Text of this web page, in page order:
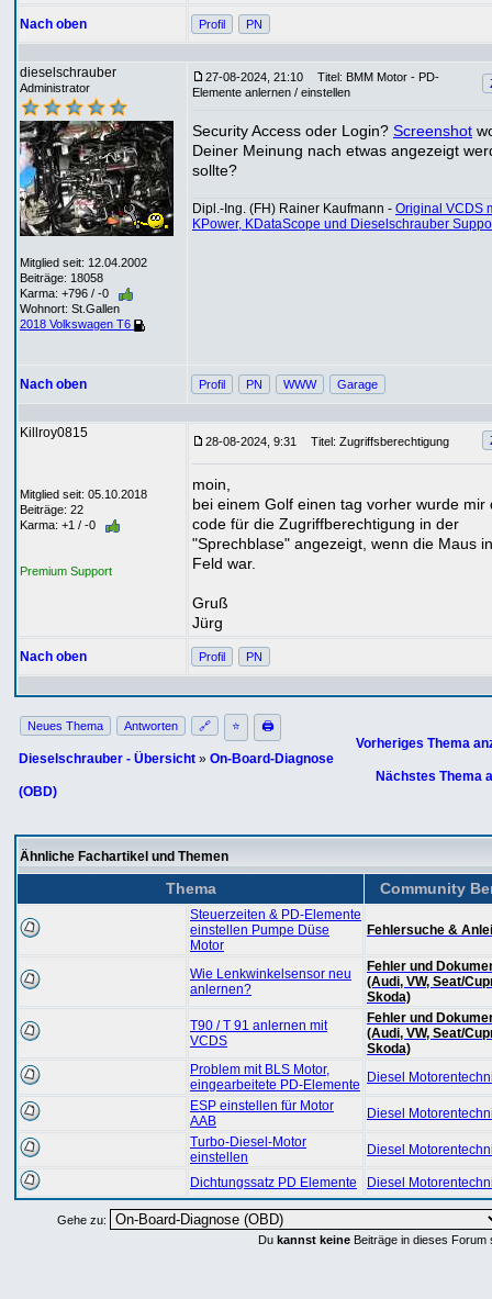
Nach oben Profil PN
dieselschrauber
Administrator
Mitglied seit: 12.04.2002
Beiträge: 18058
Karma: +796 / -0
Wohnort: St.Gallen
2018 Volkswagen T6
27-08-2024, 21:10
Titel: BMM Motor - PD-
Elemente anlernen / einstellen
Security Access oder Login? Screenshot
Deiner Meinung nach etwas angezeigt
sollte?
Dipl.-Ing. (FH) Rainer Kaufmann - Original VCDS
KPower, KDataScope und Dieselschrauber
Nach oben Profil PN WWW Garage
Killroy0815
Mitglied seit: 05.10.2018
Beiträge: 22
Karma: +1 / -0
Premium Support
28-08-2024, 9:31 Titel: Zugriffsberechtigung
moin,
bei einem Golf einen tag vorher wurde mir
code für die Zugriffberechtigung in der
"Sprechblase" angezeigt, wenn die Maus
Feld war.
Gruß
Jürg
Nach oben Profil PN
Neues Thema Antworten 🔗 ⭐ 🖨
Dieselschrauber - Übersicht » On-Board-Diagnose
(OBD)
Vorheriges Thema
Nächstes Thema
Ähnliche Fachartikel und Themen
Thema Community
Steuerzeiten & PD-Elemente
einstellen Pumpe Düse
Motor
Fehlersuche &
Wie Lenkwinkelsensor neu
anlernen?
Fehler und
(Audi, VW, Seat/
Skoda)
T90 / T 91 anlernen mit
VCDS
Fehler und
(Audi, VW, Seat/
Skoda)
Problem mit BLS Motor,
eingearbeitete PD-Elemente
Diesel
ESP einstellen für Motor
AAB
Diesel
Turbo-Diesel-Motor
einstellen
Diesel
Dichtungssatz PD Elemente Diesel
Gehe zu:
Du kannst keine Beiträge in dieses Forum